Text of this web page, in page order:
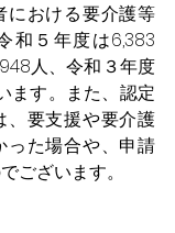
における要介護等
和５年度は6,383
人、令和３年度
ます。また、認定
、要支援や要介護
った場合や、申請
ございます。